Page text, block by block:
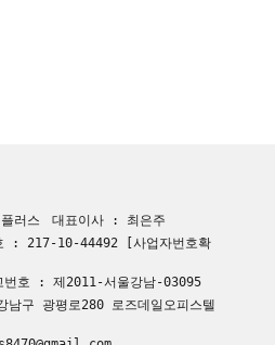
러스
대표이사 : 최은주
: 217-10-44492
[사업자번호확
번호 : 제2011-서울강남-03095
구 광평로280 로즈데일오피스텔